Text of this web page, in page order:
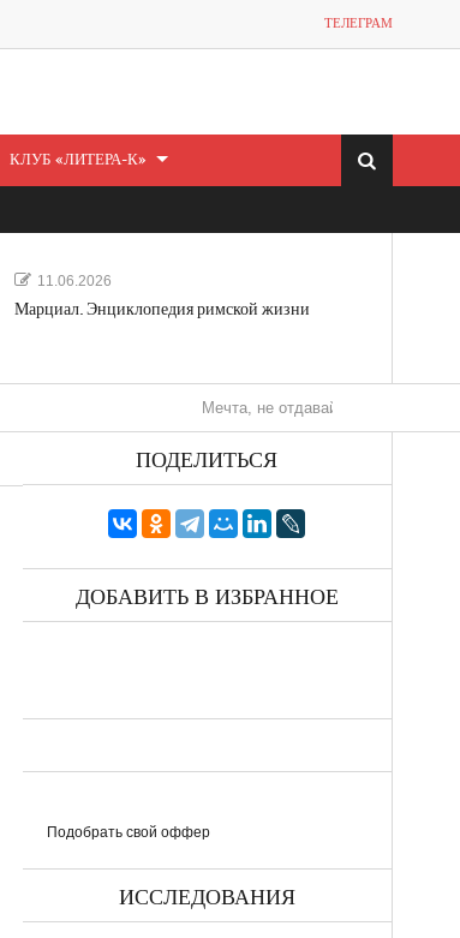
ТЕЛЕГРАМ
КЛУБ «ЛИТЕРА-К»
11.06.2026
Марциал. Энциклопедия римской жизни
Мечта, не отдавайся! «Шведская история
ПОДЕЛИТЬСЯ
ДОБАВИТЬ В ИЗБРАННОЕ
Подобрать свой оффер
ИССЛЕДОВАНИЯ